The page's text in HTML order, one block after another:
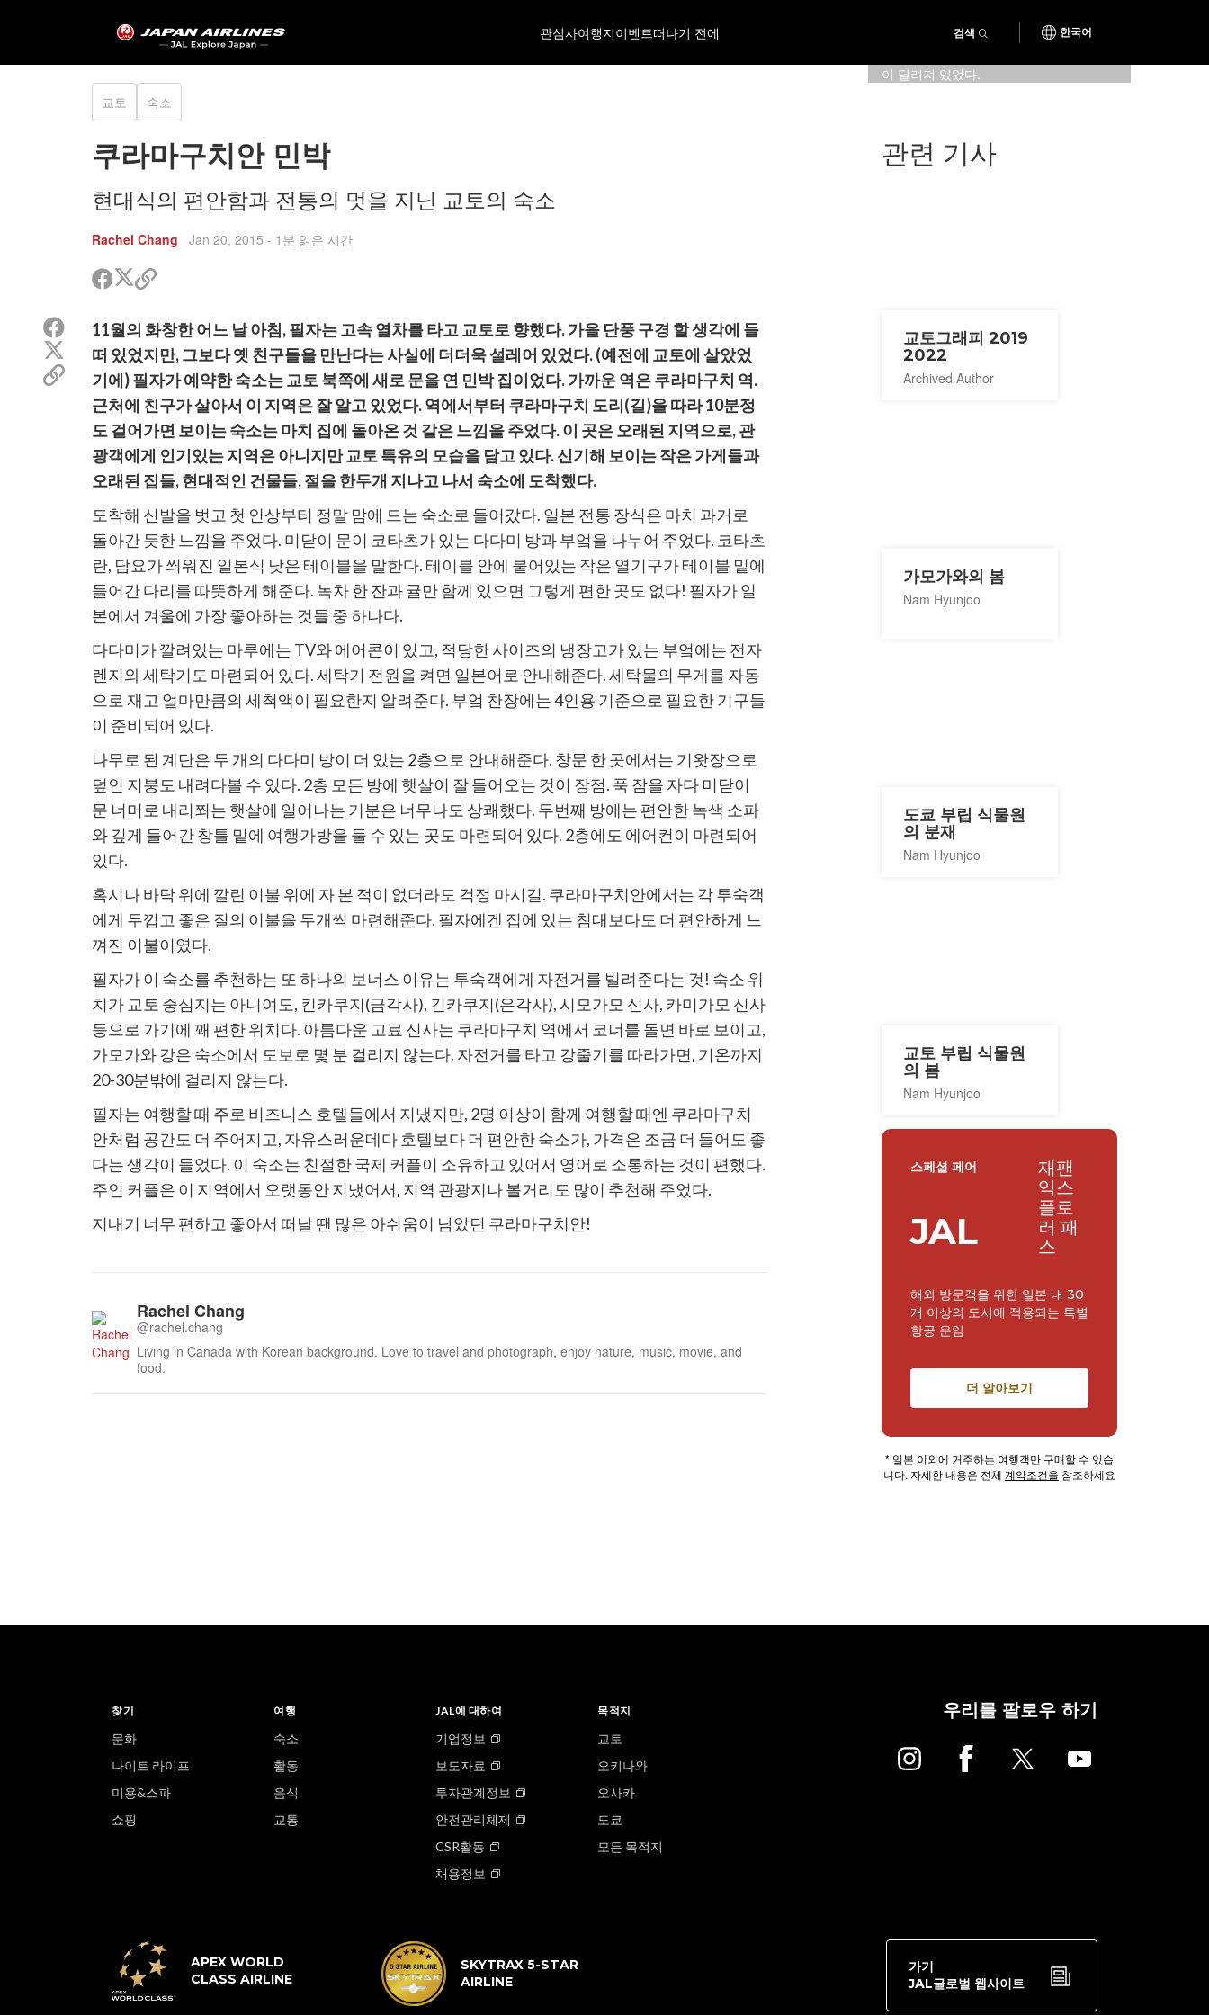
관심사여행지이벤트떠나기 전에 검색 한국어
다다미가 아름답게 깔려 있는 마루
이 달려져 있었다.
교토 숙소
쿠라마구치안 민박
현대식의 편안함과 전통의 멋을 지닌 교토의 숙소
Rachel Chang Jan 20, 2015 - 1분 읽은 시간
페
북
공
유
트
위
공
유
공
링
크
복
사
페
북
위공
11월의 화창한 어느 날 아침, 필자는 고속 열차를 타고 교토로 향했다. 가을 단풍 구경 할 생각에 들
떠 있었지만, 그보다 옛 친구들을 만난다는 사실에 더더욱 설레어 있었다. (예전에 교토에 살았었
기에) 필자가 예약한 숙소는 교토 북쪽에 새로 문을 연 민박 집이었다. 가까운 역은 쿠라마구치 역.
근처에 친구가 살아서 이 지역은 잘 알고 있었다. 역에서부터 쿠라마구치 도리(길)을 따라 10분정
도 걸어가면 보이는 숙소는 마치 집에 돌아온 것 같은 느낌을 주었다. 이 곳은 오래된 지역으로, 관
광객에게 인기있는 지역은 아니지만 교토 특유의 모습을 담고 있다. 신기해 보이는 작은 가게들과
오래된 집들, 현대적인 건물들, 절을 한두개 지나고 나서 숙소에 도착했다.
도착해 신발을 벗고 첫 인상부터 정말 맘에 드는 숙소로 들어갔다. 일본 전통 장식은 마치 과거로
돌아간 듯한 느낌을 주었다. 미닫이 문이 코타츠가 있는 다다미 방과 부엌을 나누어 주었다. 코타츠
란, 담요가 씌워진 일본식 낮은 테이블을 말한다. 테이블 안에 붙어있는 작은 열기구가 테이블 밑에
들어간 다리를 따뜻하게 해준다. 녹차 한 잔과 귤만 함께 있으면 그렇게 편한 곳도 없다! 필자가 일
본에서 겨울에 가장 좋아하는 것들 중 하나다.
다다미가 깔려있는 마루에는 TV와 에어콘이 있고, 적당한 사이즈의 냉장고가 있는 부엌에는 전자
렌지와 세탁기도 마련되어 있다. 세탁기 전원을 켜면 일본어로 안내해준다. 세탁물의 무게를 자동
으로 재고 얼마만큼의 세척액이 필요한지 알려준다. 부엌 찬장에는 4인용 기준으로 필요한 기구들
이 준비되어 있다.
나무로 된 계단은 두 개의 다다미 방이 더 있는 2층으로 안내해준다. 창문 한 곳에서는 기왓장으로
덮인 지붕도 내려다볼 수 있다. 2층 모든 방에 햇살이 잘 들어오는 것이 장점. 푹 잠을 자다 미닫이
문 너머로 내리쬐는 햇살에 일어나는 기분은 너무나도 상쾌했다. 두번째 방에는 편안한 녹색 소파
와 깊게 들어간 창틀 밑에 여행가방을 둘 수 있는 곳도 마련되어 있다. 2층에도 에어컨이 마련되어
있다.
혹시나 바닥 위에 깔린 이불 위에 자 본 적이 없더라도 걱정 마시길. 쿠라마구치안에서는 각 투숙객
에게 두껍고 좋은 질의 이불을 두개씩 마련해준다. 필자에겐 집에 있는 침대보다도 더 편안하게 느
껴진 이불이였다.
필자가 이 숙소를 추천하는 또 하나의 보너스 이유는 투숙객에게 자전거를 빌려준다는 것! 숙소 위
치가 교토 중심지는 아니여도, 킨카쿠지(금각사), 긴카쿠지(은각사), 시모가모 신사, 카미가모 신사
등으로 가기에 꽤 편한 위치다. 아름다운 고료 신사는 쿠라마구치 역에서 코너를 돌면 바로 보이고,
가모가와 강은 숙소에서 도보로 몇 분 걸리지 않는다. 자전거를 타고 강줄기를 따라가면, 기온까지
20-30분밖에 걸리지 않는다.
필자는 여행할 때 주로 비즈니스 호텔들에서 지냈지만, 2명 이상이 함께 여행할 때엔 쿠라마구치
안처럼 공간도 더 주어지고, 자유스러운데다 호텔보다 더 편안한 숙소가, 가격은 조금 더 들어도 좋
다는 생각이 들었다. 이 숙소는 친절한 국제 커플이 소유하고 있어서 영어로 소통하는 것이 편했다.
주인 커플은 이 지역에서 오랫동안 지냈어서, 지역 관광지나 볼거리도 많이 추천해 주었다.
지내기 너무 편하고 좋아서 떠날 땐 많은 아쉬움이 남았던 쿠라마구치안!
Rachel Chang
@rachel.chang
Living in Canada with Korean background. Love to travel and photograph, enjoy nature, music, movie, and
food.
관련 기사
교토그래피 2019
2022
Archived Author
가모가와의 봄
Nam Hyunjoo
도쿄 부립 식물원
의 분재
Nam Hyunjoo
교토 부립 식물원
의 봄
Nam Hyunjoo
스페셜 페어
JAL
재팬
익스
플로
러 패
스
해외 방문객을 위한 일본 내 30
개 이상의 도시에 적용되는 특별
항공 운임
더 알아보기
* 일본 이외에 거주하는 여행객만 구매할 수 있습
니다. 자세한 내용은 전체 계약조건을 참조하세요
찾기
문화
나이트 라이프
미용&스파
쇼핑
여행
숙소
활동
음식
교통
JAL에 대하여
기업정보
보도자료
투자관계정보
안전관리체제
CSR활동
채용정보
목적지
교토
오키나와
오사카
도쿄
모든 목적지
우리를 팔로우 하기
APEX WORLD
CLASS AIRLINE
SKYTRAX 5-STAR
AIRLINE
가기
JAL글로벌 웹사이트